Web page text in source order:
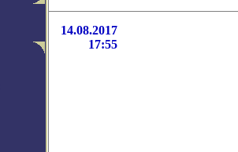
14.08.2017
17:55